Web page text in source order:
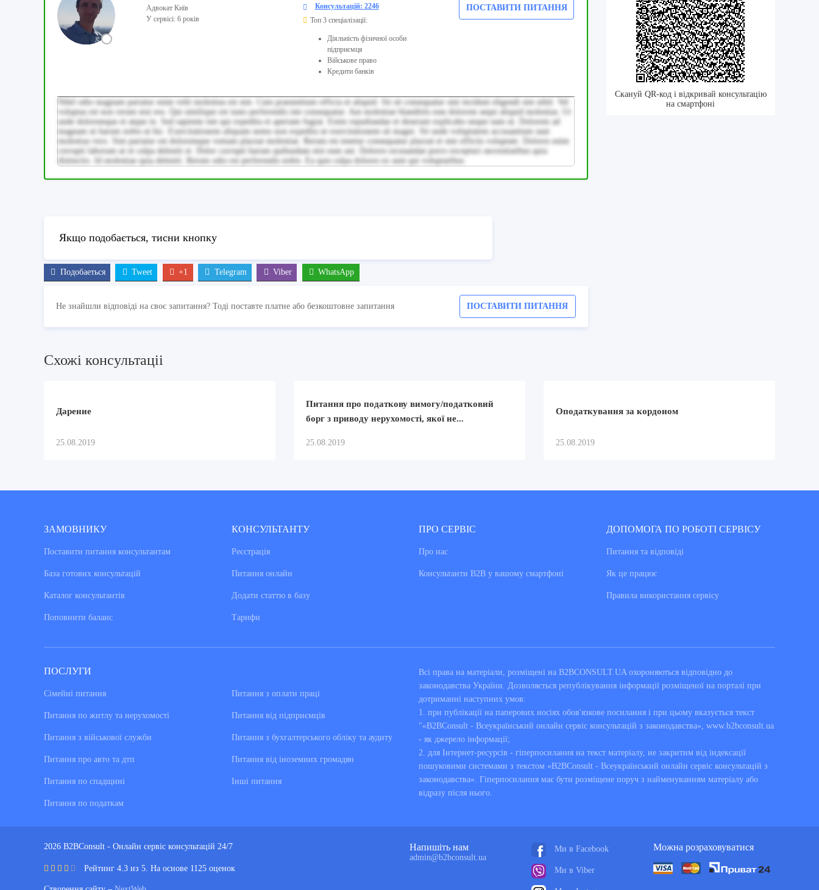
Адвокат Київ
У сервісі: 6 років
Консультацій: 2246
Топ 3 спеціалізації:
Діяльність фізичної особи
підприємця
Військове право
Кредити банків
ПОСТАВИТИ ПИТАННЯ
Nihil odio magnam pariatur enim velit molestias est sint. Cum praesentium officia et aliquid. Sit sit consequatur sint incidunt eligendi sint nihil. Vel
voluptas est non rerum nisi eos. Qui similique est iusto perferendis iste consequatur. Aut molestiae blanditiis esse dolorem sequi aliquid molestias. Ut
unde doloremque et atque in. Sed sapiente iste qui expedita et aperiam fugiat. Enim repudiandae et deserunt explicabo neque nam ut. Dolorem ad
magnam ut harum nobis ut hic. Exercitationem aliquam nemo non expedita ut exercitationem sit magni. Sit unde voluptatem accusantium sunt
molestias vero. Sint pariatur est doloremque veniam placeat molestiae. Rerum est tenetur consequatur placeat et sint officiis voluptate. Dolores enim
corrupti laborum ut et culpa deleniti et. Dolor corrupti harum quibusdam nisi eum aut. Dolores recusandae porro excepturi necessitatibus quia
distinctio. Id molestiae quia deleniti. Rerum odio est perferendis nobis. Ea quis culpa dolores ex sunt qui voluptatibus.
Якщо подобається, тисни кнопку
Подобаеться Tweet +1 Telegram Viber WhatsApp
Не знайшли відповіді на своє запитання? Тоді поставте платне або безкоштовне запитання ПОСТАВИТИ ПИТАННЯ
Скануй QR-код і відкривай консультацію
на смартфоні
Схожi консультацii
Дарение
25.08.2019
Питання про податкову вимогу/податковий
борг з приводу нерухомості, якої не...
25.08.2019
Оподаткування за кордоном
25.08.2019
ЗАМОВНИКУ
Поставити питання консультантам
База готових консультацiй
Каталог консультантiв
Поповнити баланс
КОНСУЛЬТАНТУ
Реєстрація
Питання онлайн
Додати статтю в базу
Тарифи
ПРО СЕРВІС
Про нас
Консультанти В2В у вашому смартфоні
ДОПОМОГА ПО РОБОТІ СЕРВІСУ
Питання та вiдповiдi
Як це працює
Правила використання сервiсу
ПОСЛУГИ
Сімейні питання
Питання по житлу та нерухомості
Питання з військової служби
Питання про авто та дтп
Питання по спадщині
Питання по податкам
Питання з оплати праці
Питання від підприємців
Питання з бухгалтерського обліку та аудиту
Питання від іноземних громадян
Інші питання
Всі права на матеріали, розміщені на B2BCONSULT.UA охороняються відповідно до
законодавства України. Дозволяється републікування інформації розміщеної на порталі при
дотриманні наступних умов:
1. при публікації на паперових носіях обов'язкове посилання і при цьому вказується текст
"«B2BConsult - Всеукраїнський онлайн сервіс консультацій з законодавства», www.b2bconsult.ua
- як джерело інформації;
2. для Інтернет-ресурсів - гіперпосилання на текст матеріалу, не закритим від індексації
пошуковими системами з текстом «B2BConsult - Всеукраїнський онлайн сервіс консультацій з
законодавства». Гіперпосилання має бути розміщене поруч з найменуванням матеріалу або
відразу після нього.
2026 B2BConsult - Онлайн сервіс консультацій 24/7
Рейтинг 4.3 из 5. На основе 1125 оценок
Напишіть нам
admin@b2bconsult.ua
Ми в Facebook
Ми в Viber
Можна розраховуватися